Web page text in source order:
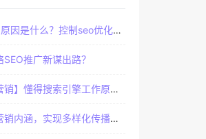
么？控制seo优化效果的直接因素
推广新谋出路？
搜索引擎工作原理，建立准确客户群体
内涵，实现多样化传播效果